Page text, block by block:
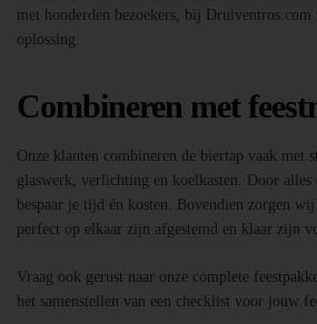
met honderden bezoekers, bij Druiventros.com
oplossing.
Combineren met
Onze klanten combineren de biertap vaak met
glaswerk, verlichting en koelkasten. Door alles
bespaar je tijd én kosten. Bovendien zorgen
perfect op elkaar zijn afgestemd en klaar zijn
Vraag ook gerust naar onze complete
het samenstellen van een checklist voor jouw